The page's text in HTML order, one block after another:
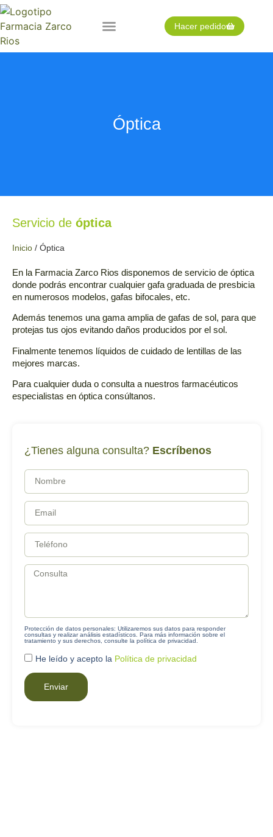
Hacer pedido
Óptica
Servicio de óptica
Inicio / Óptica
En la Farmacia Zarco Rios disponemos de servicio de óptica
donde podrás encontrar cualquier gafa graduada de presbicia
en numerosos modelos, gafas bifocales, etc.
Además tenemos una gama amplia de gafas de sol, para que
protejas tus ojos evitando daños producidos por el sol.
Finalmente tenemos líquidos de cuidado de lentillas de las
mejores marcas.
Para cualquier duda o consulta a nuestros farmacéuticos
especialistas en óptica consúltanos.
¿Tienes alguna consulta? Escríbenos
Protección de datos personales: Utilizaremos sus datos para responder
consultas y realizar análisis estadísticos. Para más información sobre el
tratamiento y sus derechos, consulte la política de privacidad.
He leído y acepto la Política de privacidad
Enviar